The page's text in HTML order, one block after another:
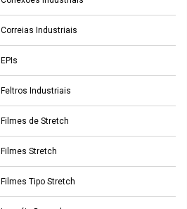
Correias Industriais
EPIs
Feltros Industriais
Filmes de Stretch
Filmes Stretch
Filmes Tipo Stretch